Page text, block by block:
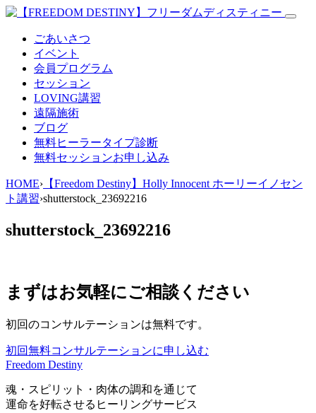
ごあいさつ
イベント
会員プログラム
セッション
LOVING講習
遠隔施術
ブログ
無料ヒーラータイプ診断
無料セッションお申し込み
HOME› 【Freedom Destiny】Holly Innocent ホーリーイノセン
ト講習›shutterstock_23692216
shutterstock_23692216
まずはお気軽にご相談ください
初回のコンサルテーションは無料です。
初回無料コンサルテーションに申し込む
Freedom Destiny
魂・スピリット・肉体の調和を通じて
運命を好転させるヒーリングサービス